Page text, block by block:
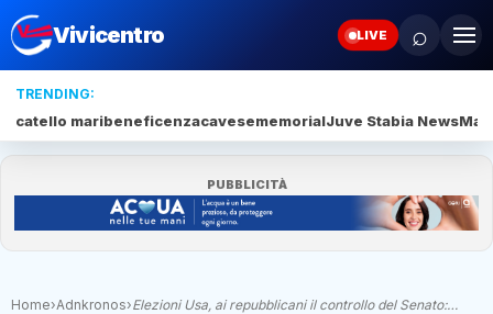
Vivicentro LIVE ⌕
TRENDING:
catello maribeneficenzacavesememorialJuve Stabia News
PUBBLICITÀ
Home›Adnkronos›Elezioni Usa, ai repubblicani il controllo del Senato:…